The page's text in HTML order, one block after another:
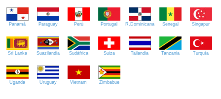
Panamá Paraguay Perú Portugal R.Dominicana Senegal Singapur
Sri Lanka Suazilandia Sudáfrica Suiza Tailandia Tanzania Turquía
Uganda Uruguay Vietnam Zimbabue